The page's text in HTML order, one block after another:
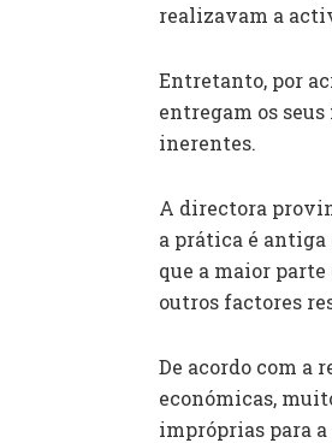
realizavam a
Entretanto, por
entregam os
inerentes.
A directora
a prática é antiga
que a maior
outros factores
De acordo com a
económicas,
impróprias para a